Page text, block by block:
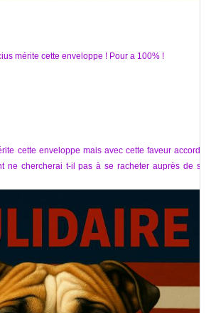
mérite cette enveloppe ! Pour a 100% !
cette enveloppe mais avec cette faveur accordée
ne chercherai t-il pas à se racheter auprès de ses